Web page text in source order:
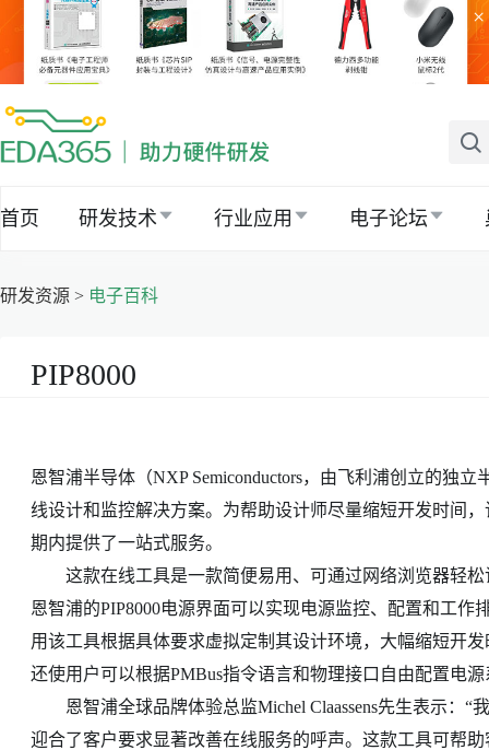
×
首页 研发技术 行业应用 电子论坛
研发资源 > 电子百科
PIP8000
恩智浦半导体（NXP Semiconductors，由飞利浦创立的独
线设计和监控解决方案。为帮助设计师尽量缩短开发时间
期内提供了一站式服务。
这款在线工具是一款简便易用、可通过网络浏览器轻松
恩智浦的PIP8000电源界面可以实现电源监控、配置和工
用该工具根据具体要求虚拟定制其设计环境，大幅缩短开
还使用户可以根据PMBus指令语言和物理接口自由配置电源
恩智浦全球品牌体验总监Michel Claassens先生表示：“
迎合了客户要求显著改善在线服务的呼声。这款工具可帮